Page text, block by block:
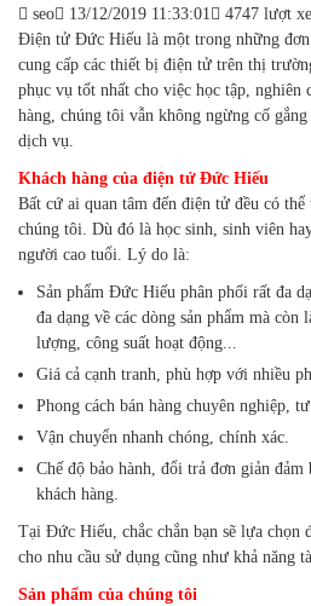
seo
13/12/2019 11:33:01
4747 lượt
Điện tử Đức Hiếu là một trong những
cung cấp các thiết bị điện tử trên thị
phục vụ tốt nhất cho việc học tập, nghiên
hàng, chúng tôi vẫn không ngừng cố
dịch vụ.
Khách hàng của điện tử Đức Hiếu
Bất cứ ai quan tâm đến điện tử đều có thể
chúng tôi. Dù đó là học sinh, sinh viên
người cao tuổi. Lý do là:
Sản phẩm Đức Hiếu phân phối rất đa
đa dạng về các dòng sản phẩm mà còn
lượng, công suất hoạt động...
Giá cả cạnh tranh, phù hợp với nhiều
Phong cách bán hàng chuyên nghiệp,
Vận chuyển nhanh chóng, chính xác.
Chế độ bảo hành, đổi trả đơn giản
khách hàng.
Tại Đức Hiếu, chắc chắn bạn sẽ lựa chọn
cho nhu cầu sử dụng cũng như khả năng
Sản phẩm của chúng tôi